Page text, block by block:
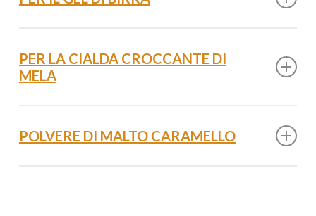
10 g sale fino
10 g zucchero di canna
2g di Agar agar
PER LA CIALDA CROCCANTE DI
MELA
50 g glucosio in polvere
3 g acido citrico
POLVERE DI MALTO CARAMELLO